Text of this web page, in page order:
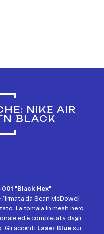
NIKE AIR
BLACK
001 "Black Hex"
da Sean McDowell
La tomaia in mesh nero
ed è completata dagli
Gli accenti Laser Bluesui